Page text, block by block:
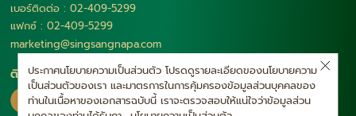
เบอร์ติดต่อ : 02-409-5299
แฟกซ์ : 02-409-5299
marketing@singsangnapa.com
ติดตามเรา
ประกาศนโยบายความเป็นส่วนตัว โปรดดูรายละเอียดของนโยบายความ
เป็นส่วนตัวของเรา และมาตรการในการคุ้มครองข้อมูลส่วนบุคคลของ
ท่านในเนื้อหาของเอกสารฉบับนี้ เราจะตรวจสอบให้แน่ใจว่าข้อมูลส่วน